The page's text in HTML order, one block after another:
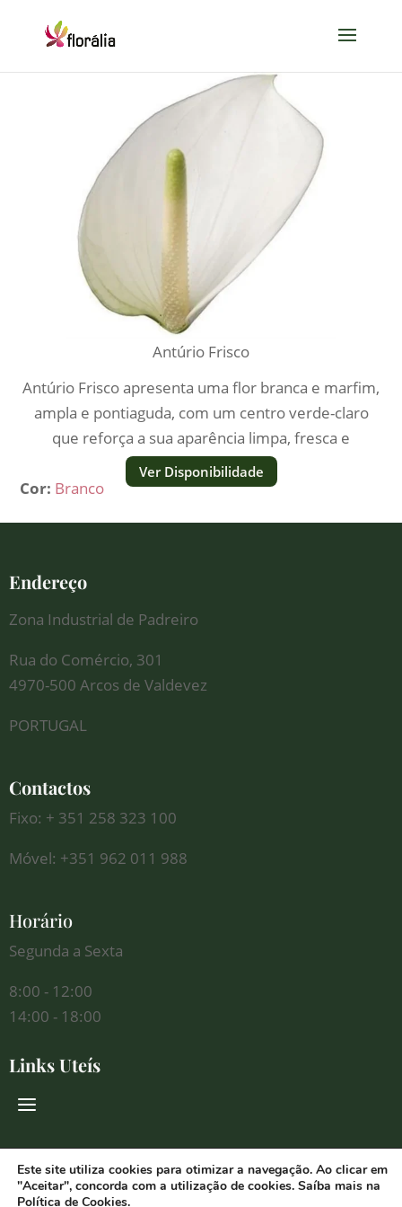
Antúrio Frisco
Antúrio Frisco apresenta uma flor branca e marfim,
ampla e pontiaguda, com um centro verde-claro
que reforça a sua aparência limpa, fresca e
elegante.
Cor: Branco
Ver Disponibilidade
Endereço
Zona Industrial de Padreiro
Rua do Comércio, 301
4970-500 Arcos de Valdevez
PORTUGAL
Contactos
Fixo: + 351 258 323 100
Móvel: +351 962 011 988
Horário
Segunda a Sexta
8:00 - 12:00
14:00 - 18:00
Links Uteís
Redes Sociais
Este site utiliza cookies para otimizar a navegação. Ao clicar em
"Aceitar", concorda com a utilização de cookies. Saíba mais na
Política de Cookies.